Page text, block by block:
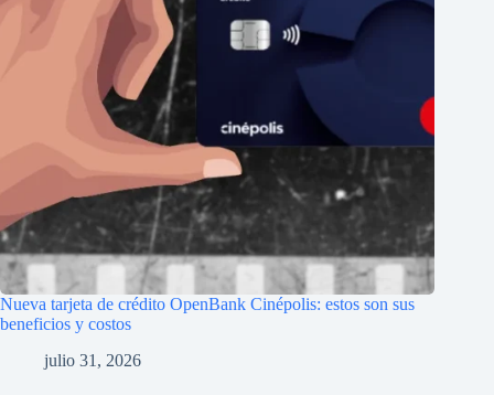
Nueva tarjeta de crédito OpenBank Cinépolis: estos son sus
beneficios y costos
julio 31, 2026